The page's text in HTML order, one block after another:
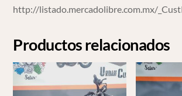
http://listado.mercadolibre.com.mx/
Productos relacionados